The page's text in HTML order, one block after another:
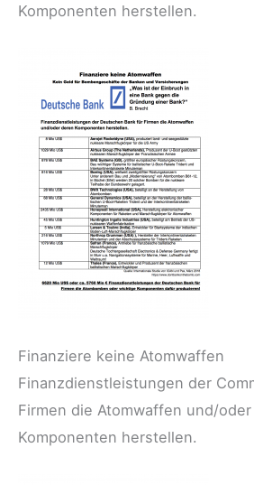
Komponenten herstellen.
Finanziere keine Atomwaffen
Finanzdienstleistungen der
Firmen die Atomwaffen und/
Komponenten herstellen.